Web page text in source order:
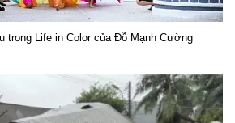
trong Life in Color của Đỗ Mạnh Cường